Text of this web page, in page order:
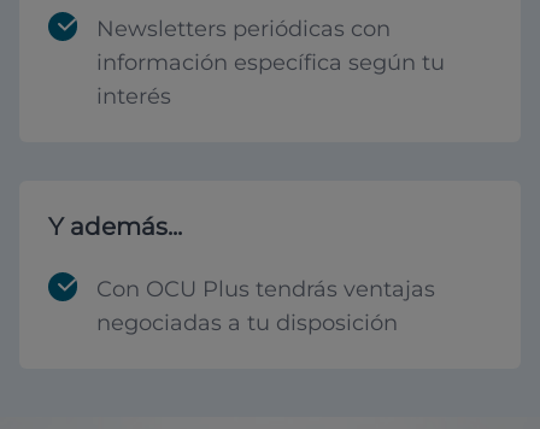
Newsletters periódicas con
información específica según tu
interés
Y además...
Con OCU Plus tendrás ventajas
negociadas a tu disposición